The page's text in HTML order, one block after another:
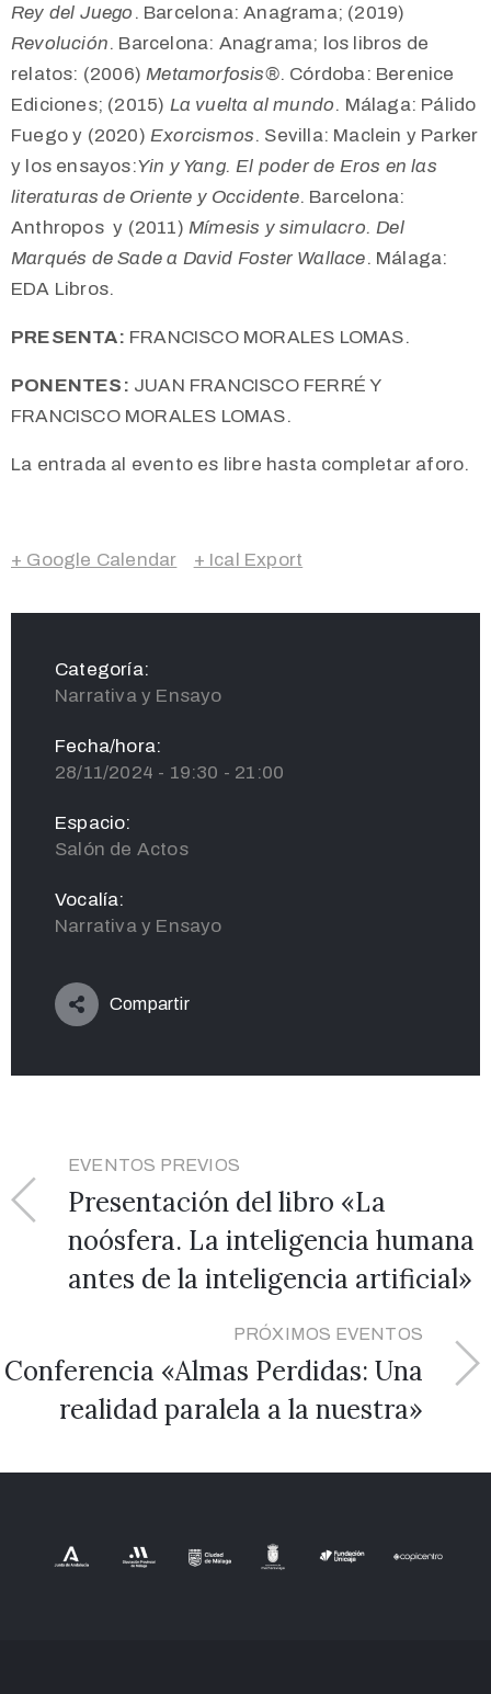
Rey del Juego . Barcelona: Anagrama; (2019)
Revolución. Barcelona: Anagrama; los libros de
relatos: (2006)Metamorfosis®. Córdoba: Berenice
Ediciones; (2015) La vuelta al mundo. Málaga: Pálido
Fuego y (2020) Exorcismos. Sevilla: Maclein y Parker
y los ensayos:Yin y Yang. El poder de Eros en las
literaturas de Oriente y Occidente. Barcelona:
Anthropos y (2011) Mímesis y simulacro. Del
Marqués de Sade a David Foster Wallace. Málaga:
EDA Libros.
PRESENTA: FRANCISCO MORALES LOMAS.
PONENTES: JUAN FRANCISCO FERRÉ Y
FRANCISCO MORALES LOMAS.
La entrada al evento es libre hasta completar aforo.
+ Google Calendar + Ical Export
Categoría:
Narrativa y Ensayo
Fecha/hora:
28/11/2024 - 19:30 - 21:00
Espacio:
Salón de Actos
Vocalía:
Narrativa y Ensayo
Compartir
EVENTOS PREVIOS
Presentación del libro «La
noósfera. La inteligencia humana
antes de la inteligencia artificial»
PRÓXIMOS EVENTOS
Conferencia «Almas Perdidas: Una
realidad paralela a la nuestra»